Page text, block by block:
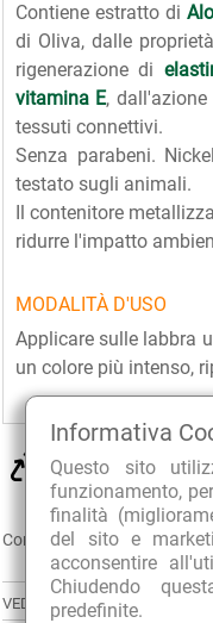
Informativa
Questo sito
funzionamento,
finalità
del sito e
acconsentire
Chiudendo
predefinite.
Contiene estratto di
di Oliva, dalle
rigenerazione di
vitamina E,
tessuti connettivi.
Senza parabeni.
testato sugli animali.
Il contenitore
ridurre l'impatto
MODALITÀ D'USO
Applicare sulle labbra
un colore più intenso,
CURA PER
solo imballaggi riciclati
Condividi:
VEDI ANCHE: Trucco e make-